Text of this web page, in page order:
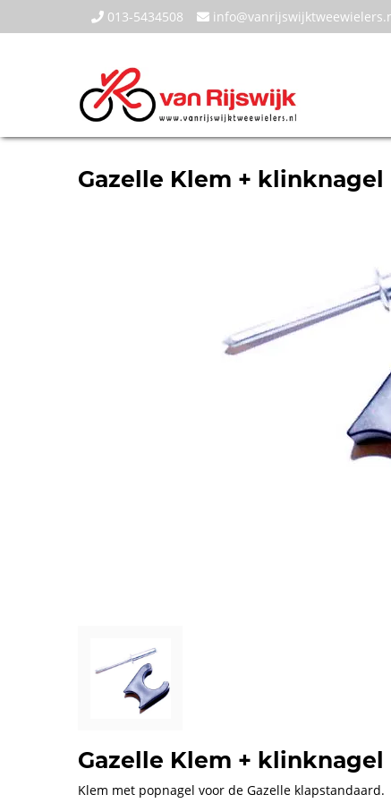
013-5434508
Gazelle Klem +
Gazelle Klem +
Klem met popnagel voor de Gazelle klapstandaard.